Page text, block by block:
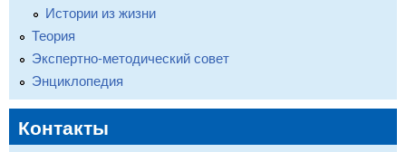
Истории из жизни
Теория
Экспертно-методический совет
Энциклопедия
Контакты